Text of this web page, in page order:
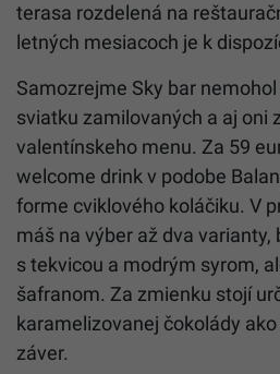
terasa rozdelená na
letných mesiacoch je k
Samozrejme Sky bar
sviatku zamilovaných a aj oni
valentínskeho menu. Za 59
welcome drink v podobe
forme cviklového koláčiku. V
máš na výber až dva
s tekvicou a modrým syrom,
šafranom. Za zmienku stojí
karamelizovanej čokolády
záver.